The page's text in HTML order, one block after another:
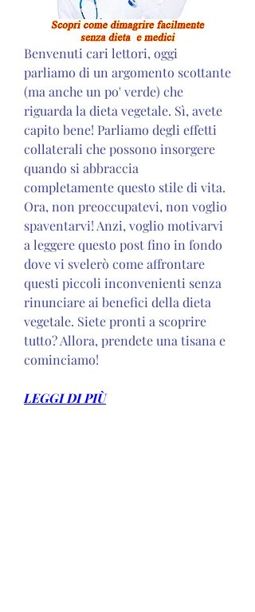
Benvenuti cari lettori, oggi
parliamo di un argomento scottante
(ma anche un po' verde) che
riguarda la dieta vegetale. Sì, avete
capito bene! Parliamo degli effetti
collaterali che possono insorgere
quando si abbraccia
completamente questo stile di vita.
Ora, non preoccupatevi, non voglio
spaventarvi! Anzi, voglio motivarvi
a leggere questo post fino in fondo
dove vi svelerò come affrontare
questi piccoli inconvenienti senza
rinunciare ai benefici della dieta
vegetale. Siete pronti a scoprire
tutto? Allora, prendete una tisana e
cominciamo!
LEGGI DI PIÙ